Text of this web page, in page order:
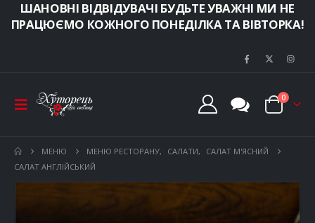
ШАНОВНІ ВІДВІДУВАЧІ БУДЬТЕ УВАЖНІ МИ НЕ
ПРАЦЮЄМО КОЖНОГО ПОНЕДІЛКА ТА ВІВТОРКА!
0
МЕНЮ МЕНЮ РЕСТОРАНУ, САЛАТИ,
САЛАТ М'ЯСНИЙ
САЛАТ АНГЛІЙСЬКИЙ